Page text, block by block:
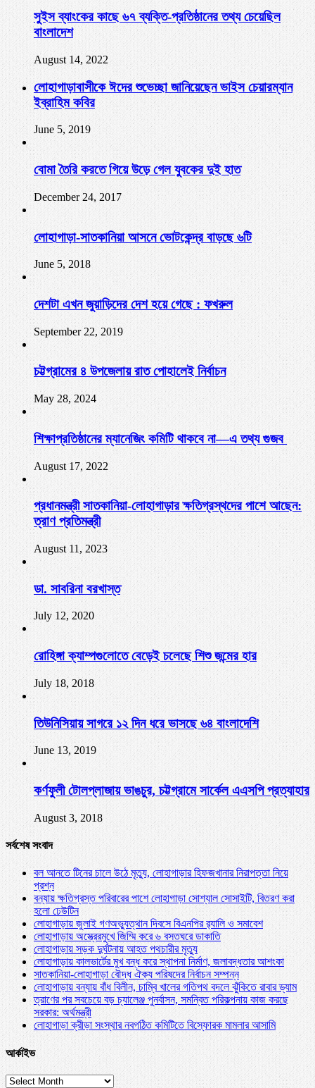
সুইস ব্যাংকের কাছে ৬৭ ব্যক্তি-প্রতিষ্ঠানের তথ্য চেয়েছিল
বাংলাদেশ
August 14, 2022
লোহাগাড়াবাসীকে ঈদের শুভেচ্ছা জানিয়েছেন ভাইস চেয়ারম্যান
ইব্রাহিম কবির
June 5, 2019
বোমা তৈরি করতে গিয়ে উড়ে গেল যুবকের দুই হাত
December 24, 2017
লোহাগাড়া-সাতকানিয়া আসনে ভোটকেন্দ্র বাড়ছে ৬টি
June 5, 2018
দেশটা এখন জুয়াড়িদের দেশ হয়ে গেছে : ফখরুল
September 22, 2019
চট্টগ্রামের ৪ উপজেলায় রাত পোহালেই নির্বাচন
May 28, 2024
শিক্ষাপ্রতিষ্ঠানের ম্যানেজিং কমিটি থাকবে না—এ তথ্য গুজব
August 17, 2022
প্রধানমন্ত্রী সাতকানিয়া-লোহাগাড়ার ক্ষতিগ্রস্থদের পাশে আছেন:
ত্রাণ প্রতিমন্ত্রী
August 11, 2023
ডা. সাবরিনা বরখাস্ত
July 12, 2020
রোহিঙ্গা ক্যাম্পগুলোতে বেড়েই চলেছে শিশু জন্মের হার
July 18, 2018
তিউনিসিয়ায় সাগরে ১২ দিন ধরে ভাসছে ৬৪ বাংলাদেশি
June 13, 2019
কর্ণফুলী টোলপ্লাজায় ভাঙচুর, চট্টগ্রামে সার্কেল এএসপি প্রত্যাহার
August 3, 2018
সর্বশেষ সংবাদ
বল আনতে টিনের চালে উঠে মৃত্যু, লোহাগাড়ার হিফজখানার নিরাপত্তা নিয়ে
প্রশ্ন
বন্যায় ক্ষতিগ্রস্ত পরিবারের পাশে লোহাগাড়া সোশ্যাল সোসাইটি, বিতরণ করা
হলো ঢেউটিন
লোহাগাড়ায় জুলাই গণঅভ্যুত্থান দিবসে বিএনপির র‌্যালি ও সমাবেশ
লোহাগাড়ায় অস্ত্রেরমুখে জিম্মি করে ৬ বসতঘরে ডাকাতি
লোহাগাড়ায় সড়ক দুর্ঘটনায় আহত পথচারীর মৃত্যু
লোহাগাড়ায় কালভার্টের মুখ বন্ধ করে স্থাপনা নির্মাণ, জলাবদ্ধতার আশংকা
সাতকানিয়া-লোহাগাড়া বৌদ্ধ ঐক্য পরিষদের নির্বাচন সম্পন্ন
লোহাগাড়ায় বন্যায় বাঁধ বিলীন, চাম্বি খালের গতিপথ বদলে ঝুঁকিতে রাবার ড্যাম
ত্রাণের পর সবচেয়ে বড় চ্যালেঞ্জ পুনর্বাসন, সমন্বিত পরিকল্পনায় কাজ করছে
সরকার: অর্থমন্ত্রী
লোহাগাড়া ক্রীড়া সংস্থার নবগঠিত কমিটিতে বিস্ফোরক মামলার আসামি
আর্কাইভ
আর্কাইভ